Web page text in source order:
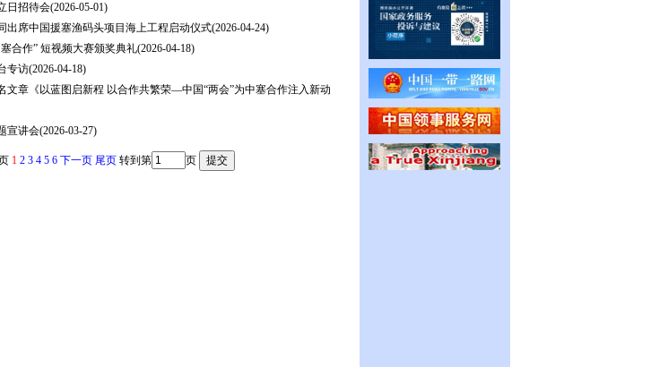
日招待会(2026-05-01)
出席中国援塞渔码头项目海上工程启动仪式(2026-04-24)
合作” 短视频大赛颁奖典礼(2026-04-18)
专访(2026-04-18)
文章《以蓝图启新程 以合作共繁荣—中国“两会”为中塞合作注入新动
宣讲会(2026-03-27)
1 2 3 4 5 6 下一页 尾页 转到第 页